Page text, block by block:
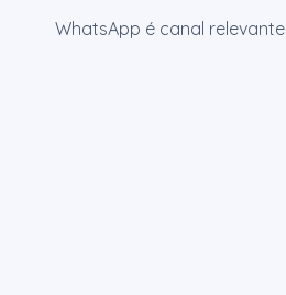
WhatsApp é canal relevante